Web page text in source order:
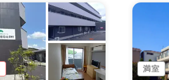
満室